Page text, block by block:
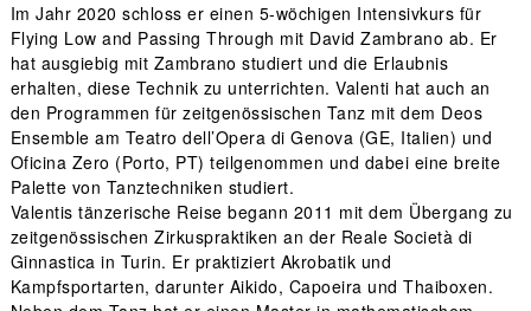
Im Jahr 2020 schloss er einen 5-wöchigen Intensivkurs für
Flying Low and Passing Through mit David Zambrano ab. Er
hat ausgiebig mit Zambrano studiert und die Erlaubnis
erhalten, diese Technik zu unterrichten. Valenti hat auch an
den Programmen für zeitgenössischen Tanz mit dem Deos
Ensemble am Teatro dell’Opera di Genova (GE, Italien) und
Oficina Zero (Porto, PT) teilgenommen und dabei eine breite
Palette von Tanztechniken studiert.
Valentis tänzerische Reise begann 2011 mit dem Übergang zu
zeitgenössischen Zirkuspraktiken an der Reale Società di
Ginnastica in Turin. Er praktiziert Akrobatik und
Kampfsportarten, darunter Aikido, Capoeira und Thaiboxen.